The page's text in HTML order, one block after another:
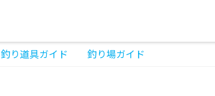
釣り道具ガイド 釣り場ガイド